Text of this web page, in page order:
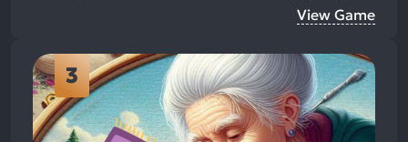
View Game
3